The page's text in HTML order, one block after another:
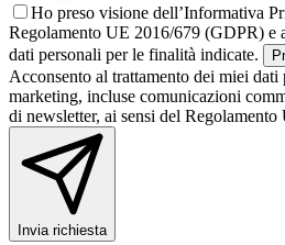
Ho preso visione dell’Informativa
Regolamento UE 2016/679 (GDPR) e
dati personali per le finalità indicate.
Acconsento al trattamento dei miei
marketing, incluse comunicazioni
di newsletter, ai sensi del
Invia richiesta